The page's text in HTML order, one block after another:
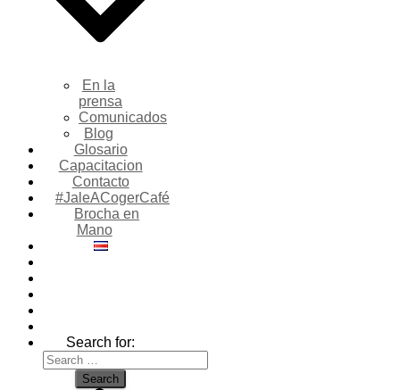
En la
prensa
Comunicados
Blog
Glosario
Capacitacion
Contacto
#JaleACogerCafé
Brocha en
Mano
Search for: